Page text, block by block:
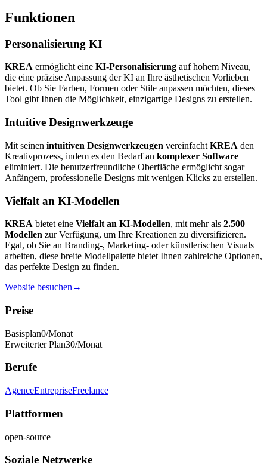
Funktionen
Personalisierung KI
KREA ermöglicht eine KI-Personalisierung auf hohem Niveau,
die eine präzise Anpassung der KI an Ihre ästhetischen Vorlieben
bietet. Ob Sie Farben, Formen oder Stile anpassen möchten, dieses
Tool gibt Ihnen die Möglichkeit, einzigartige Designs zu erstellen.
Intuitive Designwerkzeuge
Mit seinen intuitiven Designwerkzeugen vereinfacht KREA den
Kreativprozess, indem es den Bedarf an komplexer Software
eliminiert. Die benutzerfreundliche Oberfläche ermöglicht sogar
Anfängern, professionelle Designs mit wenigen Klicks zu erstellen.
Vielfalt an KI-Modellen
KREA bietet eine Vielfalt an KI-Modellen, mit mehr als 2.500
Modellen zur Verfügung, um Ihre Kreationen zu diversifizieren.
Egal, ob Sie an Branding-, Marketing- oder künstlerischen Visuals
arbeiten, diese breite Modellpalette bietet Ihnen zahlreiche Optionen,
das perfekte Design zu finden.
Website besuchen →
Preise
Basisplan0/Monat
Erweiterter Plan30/Monat
Berufe
AgenceEntrepriseFreelance
Plattformen
open-source
Soziale Netzwerke